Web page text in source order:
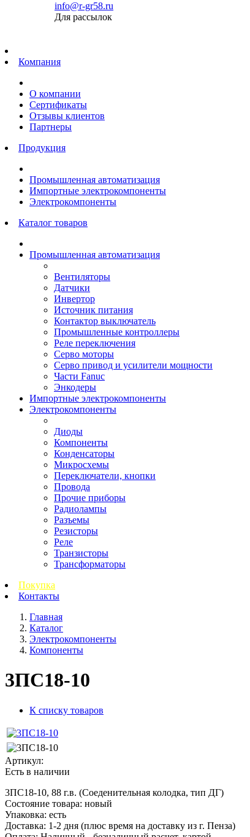
info@r-gr58.ru
Для рассылок
Компания
О компании
Сертификаты
Отзывы клиентов
Партнеры
Продукция
Промышленная автоматизация
Импортные электрокомпоненты
Электрокомпоненты
Каталог товаров
Промышленная автоматизация
Вентиляторы
Датчики
Инвертор
Источник питания
Контактор выключатель
Промышленные контроллеры
Реле переключения
Серво моторы
Серво привод и усилители мощности
Части Fanuc
Энкодеры
Импортные электрокомпоненты
Электрокомпоненты
Диоды
Компоненты
Конденсаторы
Микросхемы
Переключатели, кнопки
Провода
Прочие приборы
Радиолампы
Разъемы
Резисторы
Реле
Транзисторы
Трансформаторы
Покупка
Контакты
Главная
Каталог
Электрокомпоненты
Компоненты
3ПС18-10
К списку товаров
Артикул:
Есть в наличии
3ПС18-10, 88 г.в. (Соеденительная колодка, тип ДГ)
Состояние товара: новый
Упаковка: есть
Доставка: 1-2 дня (плюс время на доставку из г. Пенза)